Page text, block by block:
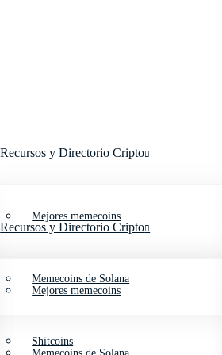
Recursos y Directorio Cripto
Mejores memecoins
Memecoins de Solana
Shitcoins
Recursos y Directorio Cripto
Mejores memecoins